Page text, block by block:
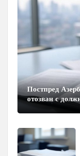
Постпред
отозван с